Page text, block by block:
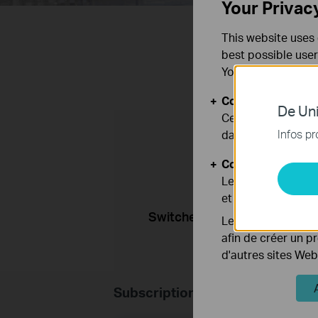
Switches for Surveillance
Subscription
De
Infos
Your
This website
best possible
You can find
Cookies basiques
Ces cookies sont
dans vos
Cookies
Les cookies
et ajuster les
Les cookies
afin de créer un
d'autres sites